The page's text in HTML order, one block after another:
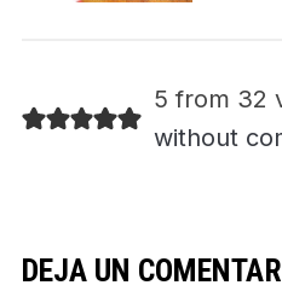
5 from 32
without
DEJA UN